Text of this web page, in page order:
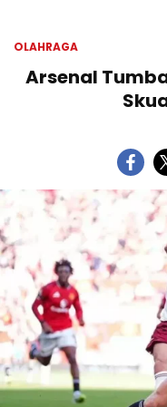
OLAHRAGA
Arsenal